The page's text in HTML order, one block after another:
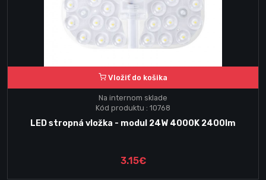
Vložiť do košika
Na internom sklade
Kód produktu : 10768
LED stropná vložka - modul 24W 4000K 2400lm
3.15€